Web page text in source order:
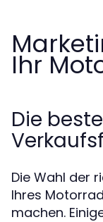
Ihr
Die
Die Wahl der
Ihres
machen.